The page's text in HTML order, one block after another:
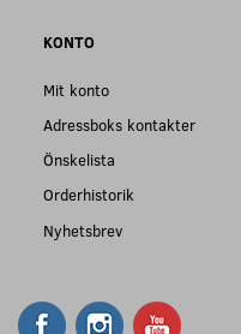
KONTO
Mit konto
Adressboks kontakter
Önskelista
Orderhistorik
Nyhetsbrev